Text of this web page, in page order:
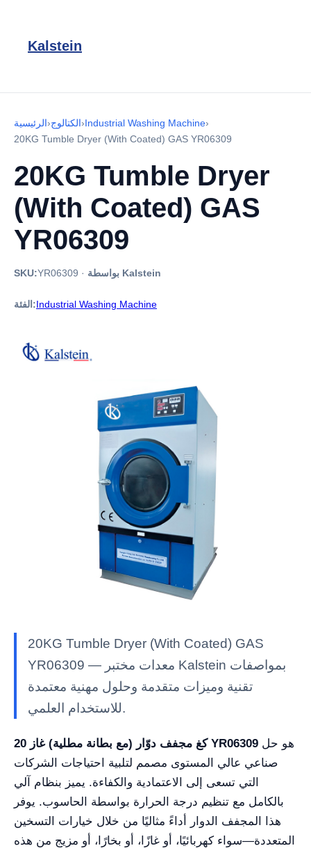
Kalstein
الرئيسية›الكتالوج›Industrial Washing Machine›
20KG Tumble Dryer (With Coated) GAS YR06309
20KG Tumble Dryer
(With Coated) GAS
YR06309
SKU:YR06309 · بواسطة Kalstein
الفئة:Industrial Washing Machine
20KG Tumble Dryer (With Coated) GAS
YR06309 — معدات مختبر Kalstein بمواصفات
تقنية وميزات متقدمة وحلول مهنية معتمدة
للاستخدام العلمي.
20 كغ مجفف دوّار (مع بطانة مطلية) غاز YR06309
صناعي عالي المستوى مصمم لتلبية احتياجات الشركات
التي تسعى إلى الاعتمادية والكفاءة. يميز بنظام آلي
بالكامل مع تنظيم درجة الحرارة بواسطة الحاسوب. يوفر
هذا المجفف الدوار أداءً مثاليًا من خلال خيارات التسخين
المتعددة—سواء كهربائيًا، أو غازًا، أو بخارًا، أو مزيج من هذه